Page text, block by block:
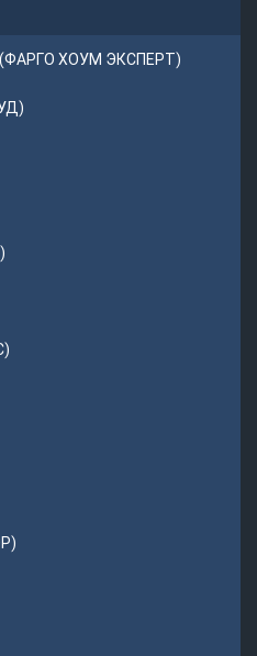
(ФАРГО ХОУМ ЭКСПЕРТ)